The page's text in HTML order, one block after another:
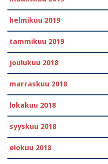
helmikuu 2019
tammikuu 2019
joulukuu 2018
marraskuu 2018
lokakuu 2018
syyskuu 2018
elokuu 2018